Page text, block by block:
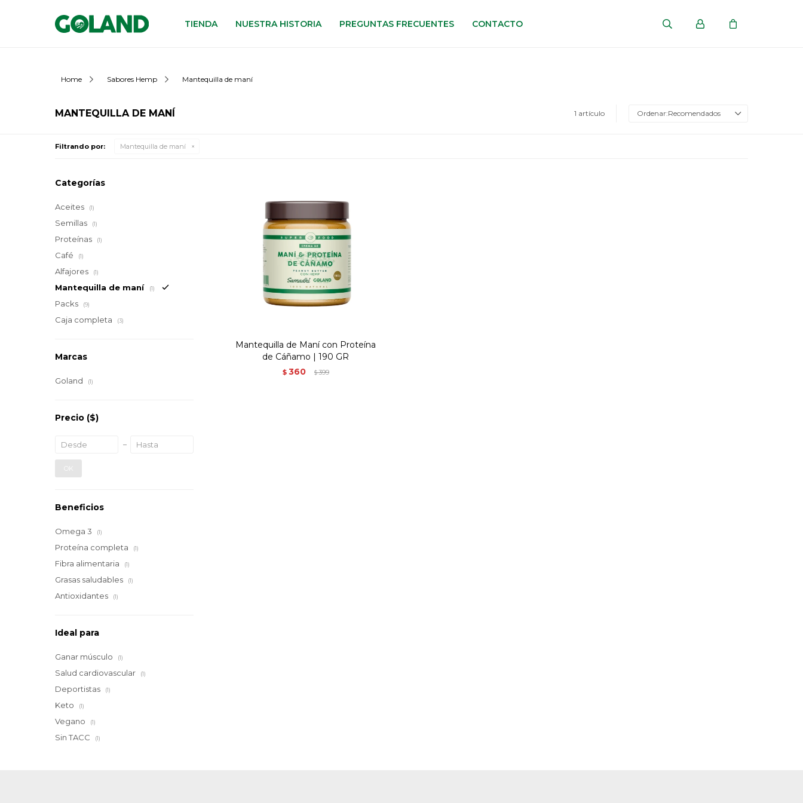
TIENDA NUESTRA HISTORIA PREGUNTAS FRECUENTES CONTACTO
Home Sabores Hemp Mantequilla de maní
MANTEQUILLA DE MANÍ 1 artículo Recomendados
Filtrando por: Mantequilla de maní
Mantequilla de Maní con Proteína
de Cáñamo | 190 GR
$ 360 $399
Categorías
Aceites (1)
Semillas (1)
Proteínas (1)
Café (1)
Alfajores (1)
Mantequilla de maní (1)
Packs (9)
Caja completa (3)
Marcas
Goland (1)
Precio ($)
OK
Beneficios
Omega 3 (1)
Proteína completa (1)
Fibra alimentaria (1)
Grasas saludables (1)
Antioxidantes (1)
Ideal para
Ganar músculo (1)
Salud cardiovascular (1)
Deportistas (1)
Keto (1)
Vegano (1)
Sin TACC (1)